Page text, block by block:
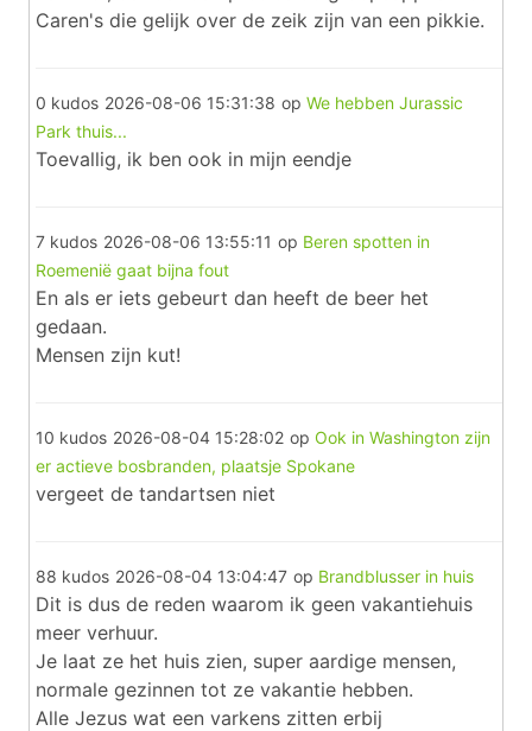
Caren's die gelijk over de zeik zijn van een pikkie.
0 kudos 2026-08-06 15:31:38 op We hebben Jurassic
Park thuis...
Toevallig, ik ben ook in mijn eendje
7 kudos 2026-08-06 13:55:11 op Beren spotten in
Roemenië gaat bijna fout
En als er iets gebeurt dan heeft de beer het
gedaan.
Mensen zijn kut!
10 kudos 2026-08-04 15:28:02 op Ook in Washington zijn
er actieve bosbranden, plaatsje Spokane
vergeet de tandartsen niet
88 kudos 2026-08-04 13:04:47 op Brandblusser in huis
Dit is dus de reden waarom ik geen vakantiehuis
meer verhuur.
Je laat ze het huis zien, super aardige mensen,
normale gezinnen tot ze vakantie hebben.
Alle Jezus wat een varkens zitten erbij